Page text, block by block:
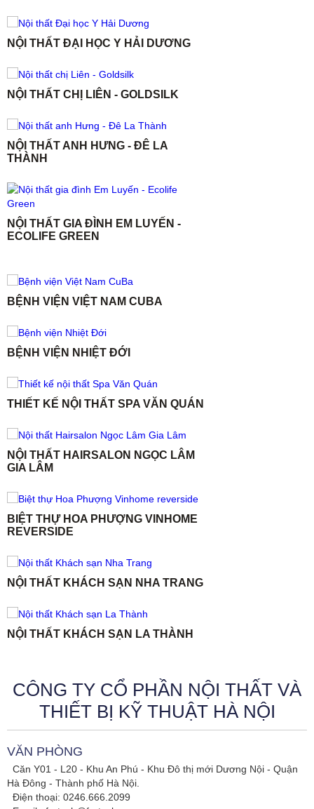
NỘI THẤT ĐẠI HỌC Y HẢI DƯƠNG
NỘI THẤT CHỊ LIÊN - GOLDSILK
NỘI THẤT ANH HƯNG - ĐÊ LA
THÀNH
NỘI THẤT GIA ĐÌNH EM LUYẾN -
ECOLIFE GREEN
BỆNH VIỆN VIỆT NAM CUBA
BỆNH VIỆN NHIỆT ĐỚI
THIẾT KẾ NỘI THẤT SPA VĂN QUÁN
NỘI THẤT HAIRSALON NGỌC LÂM
GIA LÂM
BIỆT THỰ HOA PHƯỢNG VINHOME
REVERSIDE
NỘI THẤT KHÁCH SẠN NHA TRANG
NỘI THẤT KHÁCH SẠN LA THÀNH
CÔNG TY CỔ PHẦN NỘI THẤT VÀ
THIẾT BỊ KỸ THUẬT HÀ NỘI
VĂN PHÒNG
Căn Y01 - L20 - Khu An Phú - Khu Đô thị mới Dương Nội - Quận
Hà Đông - Thành phố Hà Nội.
Điện thoại: 0246.666.2099